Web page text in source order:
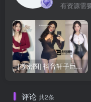
[微密圈] 抖音轩子巨2兔的觅圈合集更新29期 [888P+62V]
评论 共2条